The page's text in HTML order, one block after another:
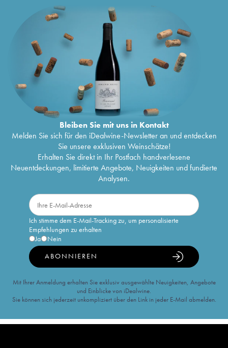
Bleiben Sie mit uns in Kontakt
Melden Sie sich für den iDealwine-Newsletter an und entdecken
Sie unsere exklusiven Weinschätze!
Erhalten Sie direkt in Ihr Postfach handverlesene
Neuentdeckungen, limitierte Angebote, Neuigkeiten und fundierte
Analysen.
Ich stimme dem E-Mail-Tracking zu, um personalisierte
Empfehlungen zu erhalten
Ja
Nein
ABONNIEREN
Mit Ihrer Anmeldung erhalten Sie exklusiv ausgewählte Neuigkeiten, Angebote
und Einblicke von iDealwine.
Sie können sich jederzeit unkompliziert über den Link in jeder E-Mail abmelden.